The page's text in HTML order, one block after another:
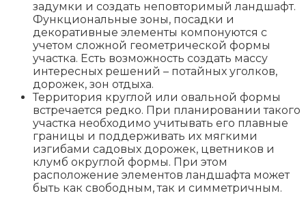
задумки и создать неповторимый ландшафт.
Функциональные зоны, посадки и
декоративные элементы компонуются с
учетом сложной геометрической формы
участка. Есть возможность создать массу
интересных решений – потайных уголков,
дорожек, зон отдыха.
Территория круглой или овальной формы
встречается редко. При планировании такого
участка необходимо учитывать его плавные
границы и поддерживать их мягкими
изгибами садовых дорожек, цветников и
клумб округлой формы. При этом
расположение элементов ландшафта может
быть как свободным, так и симметричным.